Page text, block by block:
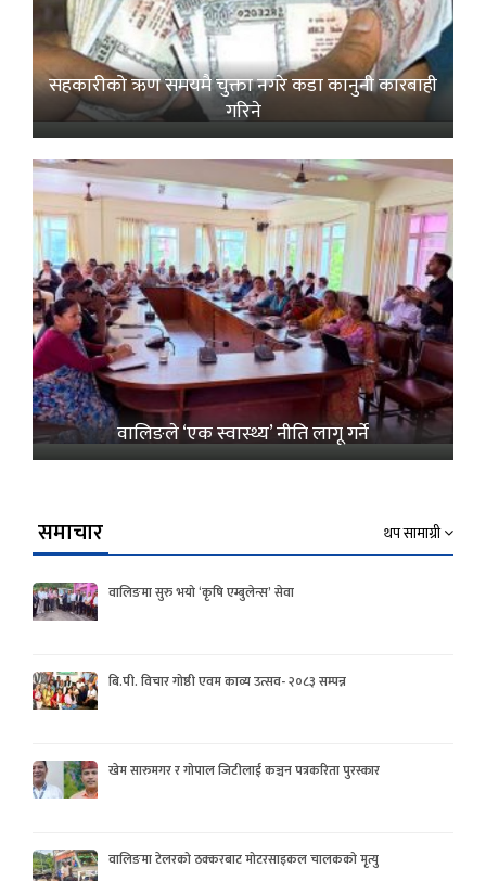
सहकारीको ऋण समयमै चुक्ता नगरे कडा कानुनी कारबाही
गरिने
वालिङले ‘एक स्वास्थ्य’ नीति लागू गर्ने
समाचार थप सामाग्री
वालिङमा सुरु भयो ‘कृषि एम्बुलेन्स’ सेवा
बि.पी. विचार गोष्ठी एवम काव्य उत्सव- २०८३ सम्पन्न
खेम सारुमगर र गोपाल जिटीलाई कञ्चन पत्रकरिता पुरस्कार
वालिङमा टेलरको ठक्करबाट मोटरसाइकल चालकको मृत्यु